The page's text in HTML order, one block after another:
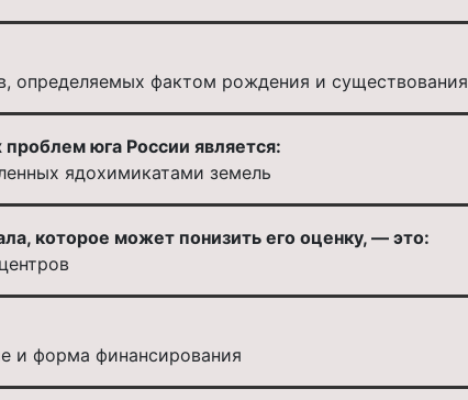
определяемых фактом рождения и существования
юга России является:
ядохимикатами земель
которое может понизить его оценку, — это:
и форма финансирования